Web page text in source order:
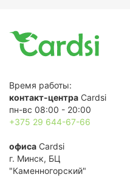
Время работы:
контакт-центра Cardsi
пн-вс 08:00 - 20:00
+375 29 644-67-66
офиса Cardsi
г. Минск, БЦ
"Каменногорский"